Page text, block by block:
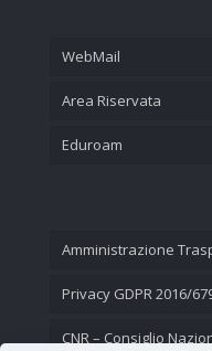
WebMail
Area Riservata
Eduroam
Amministrazione
Privacy GDPR 2016/
CNR – Consiglio